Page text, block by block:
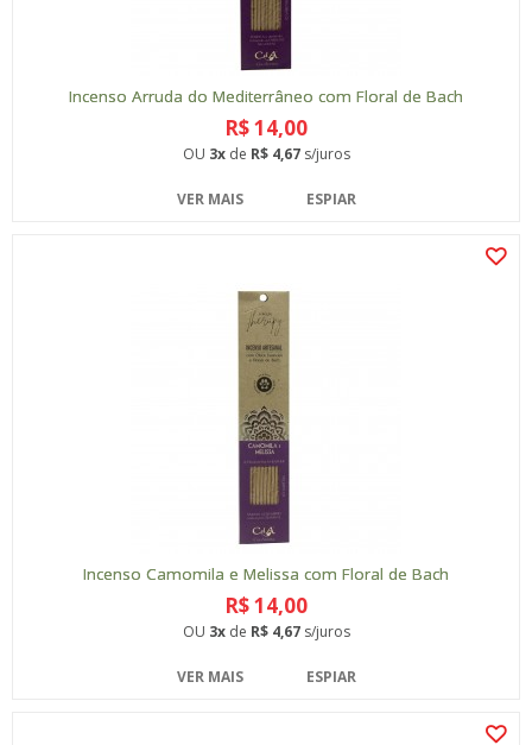
Incenso Arruda do Mediterrâneo com Floral de Bach
R$ 14,00
OU 3xde R$ 4,67s/juros
VER MAIS ESPIAR
Incenso Camomila e Melissa com Floral de Bach
R$ 14,00
OU 3xde R$ 4,67s/juros
VER MAIS ESPIAR